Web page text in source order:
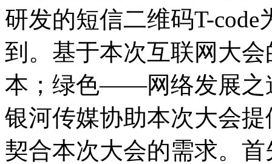
研发的短信二维码T-
到。基于本次互联网大
本；绿色——网络发展之
银河传媒协助本次大会
契合本次大会的需求。